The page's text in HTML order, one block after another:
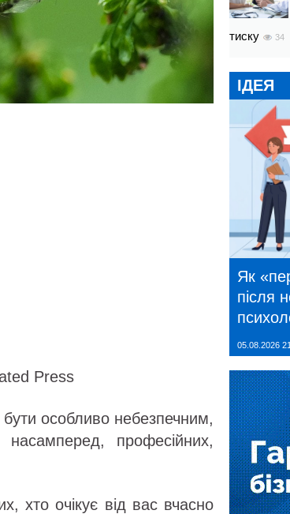
Press
особливо небезпечним,
професійних,
хто очікує від вас вчасно
тиску
34
ІДЕЯ
Як
після
05.08.2026